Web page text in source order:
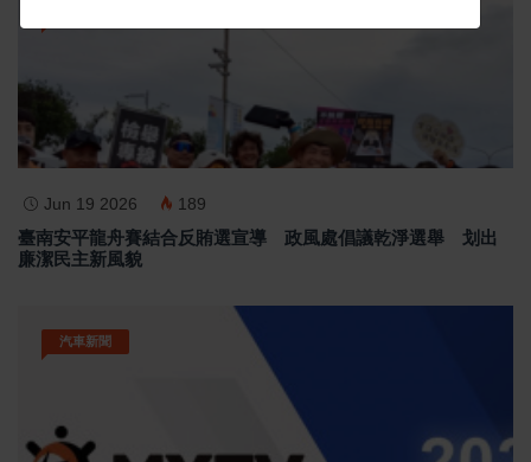
Jun 19 2026 189
臺南安平龍舟賽結合反賄選宣導 政風處倡議乾淨選舉 划出
廉潔民主新風貌
汽車新聞